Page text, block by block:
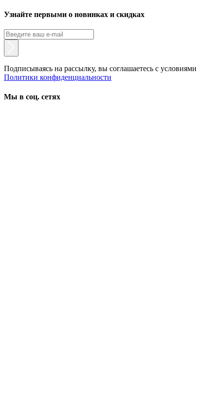
Узнайте первыми о новинках и скидках
Подписываясь на рассылку, вы соглашаетесь с условиями
Политики конфиденциальности
Мы в соц. сетях